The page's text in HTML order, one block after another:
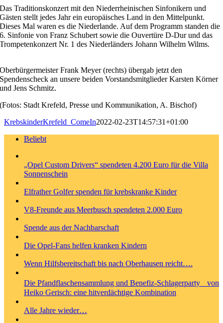
Das Traditionskonzert mit den Niederrheinischen Sinfonikern und
Gästen stellt jedes Jahr ein europäisches Land in den Mittelpunkt.
Dieses Mal waren es die Niederlande. Auf dem Programm standen die
6. Sinfonie von Franz Schubert sowie die Ouvertüre D-Dur und das
Trompetenkonzert Nr. 1 des Niederländers Johann Wilhelm Wilms.
Oberbürgermeister Frank Meyer (rechts) übergab jetzt den
Spendenscheck an unsere beiden Vorstandsmitglieder Karsten Körner
und Jens Schmitz.
(Fotos: Stadt Krefeld, Presse und Kommunikation, A. Bischof)
KrebskinderKrefeld_ComeIn2022-02-23T14:57:31+01:00
Beliebt
„Opel Custom Drivers“ spendeten 4.200 Euro für die Villa
Sonnenschein
Elfrather Golfer spenden für krebskranke Kinder
V8-Freunde aus Meerbusch spendeten 2.000 Euro
Spende aus der Nachbarschaft
Die Opel-Fans helfen kranken Kindern
Wenn Hilfsbereitschaft bis nach Oberhausen reicht….
Die Pfandflaschensammlung und Benefiz-Schlagerparty von
Heiko Gerisch: eine hitverdächtige Kombination
Alle Jahre wieder…